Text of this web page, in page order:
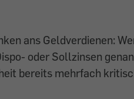
ans Geldverdienen:
oder Sollzinsen
bereits mehrfach